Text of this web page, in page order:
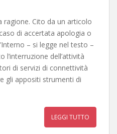
ragione. Cito da un articolo
di accertata apologia o
– si legge nel testo –
l’interruzione dell’attività
di servizi di connettività
gli appositi strumenti di
LEGGI TUTTO